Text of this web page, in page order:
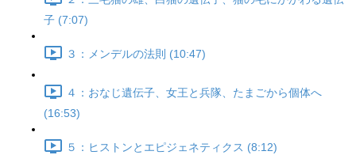
子 (7:07)
３：メンデルの法則 (10:47)
４：おなじ遺伝子、女王と兵隊、たまごから個体へ
(16:53)
５：ヒストンとエピジェネティクス (8:12)